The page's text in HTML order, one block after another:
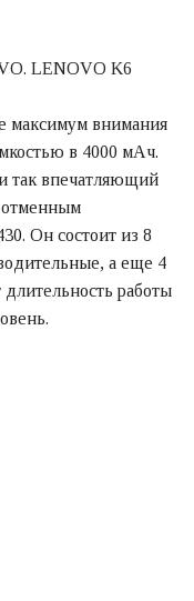
максимум внимания
в 4000 мАч.
так впечатляющий
отменным
Он состоит из 8
а еще 4
работы